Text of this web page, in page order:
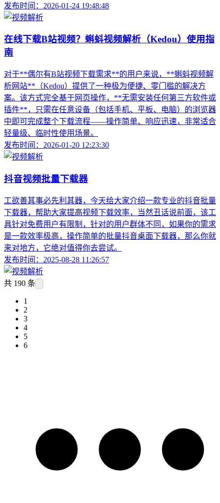
发布时间：2026-01-24 19:48:48
在线下载B站视频？蝌蚪视频解析（Kedou）使用指
南
对于**偶尔有B站视频下载需求**的用户来说，**蝌蚪视频解
析网站**（Kedou）提供了一种极为便捷、零门槛的解决方
案。该方式完全基于网页操作，**无需安装任何第三方软件或
插件**，只需在任意设备（包括手机、平板、电脑）的浏览器
中即可完成整个下载流程——操作简单、响应迅速，非常适合
轻量级、临时性使用场景。
发布时间：2026-01-20 12:23:30
抖音视频批量下载器
工欲善其事必先利其器，今天给大家介绍一款专业的抖音批量
下载器，帮助大家提高视频下载效率，当然丑话说前面，该工
具针对免费用户有限制，针对的用户群体不同，如果你的需求
是一款效率极高，操作简单的批量抖音桌面下载器，那么你就
来对地方，它绝对值得你去尝试。
发布时间：2025-08-28 11:26:57
共 190 条
1
2
3
4
5
6